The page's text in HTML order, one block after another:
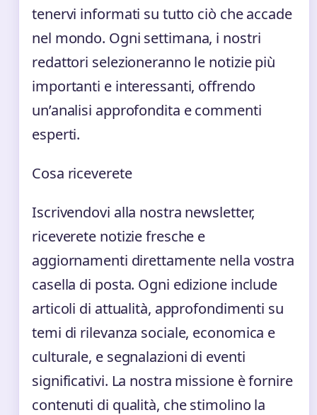
tenervi informati su tutto ciò che accade
nel mondo. Ogni settimana, i nostri
redattori selezioneranno le notizie più
importanti e interessanti, offrendo
un’analisi approfondita e commenti
esperti.
Cosa riceverete
Iscrivendovi alla nostra newsletter,
riceverete notizie fresche e
aggiornamenti direttamente nella vostra
casella di posta. Ogni edizione include
articoli di attualità, approfondimenti su
temi di rilevanza sociale, economica e
culturale, e segnalazioni di eventi
significativi. La nostra missione è fornire
contenuti di qualità, che stimolino la